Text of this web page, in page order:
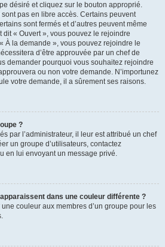
désiré et cliquez sur le bouton approprié.
pas en libre accès. Certains peuvent
sont fermés et d’autres peuvent même
« Ouvert », vous pouvez le rejoindre
À la demande », vous pouvez rejoindre le
d’être approuvée par un chef de
demander pourquoi vous souhaitez rejoindre
ou non votre demande. N’importunez
votre demande, il a sûrement ses raisons.
?
par l’administrateur, il leur est attribué un chef
un groupe d’utilisateurs, contactez
en lui envoyant un message privé.
dans une couleur différente ?
une couleur aux membres d’un groupe pour les